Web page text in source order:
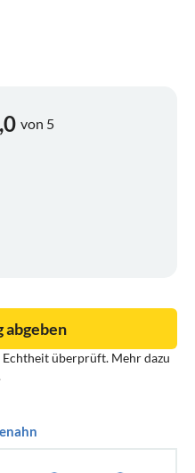
von 5
überprüft. Mehr dazu
abgeben